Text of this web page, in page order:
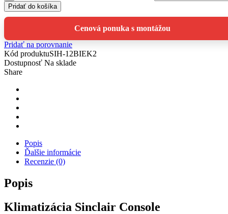
Pridať do košíka
Cenová ponuka s montážou
Pridať na porovnanie
Kód produktuSIH-12BIEK2
Dostupnosť Na sklade
Share
Popis
Ďalšie informácie
Recenzie (0)
Popis
Klimatizácia Sinclair Console